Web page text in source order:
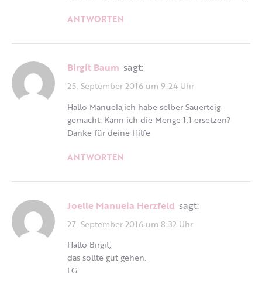
ANTWORTEN
Birgit Baum sagt:
25. September 2016 um 9:24 Uhr
Hallo Manuela,ich habe selber Sauerteig
gemacht. Kann ich die Menge 1:1 ersetzen?
Danke für deine Hilfe
ANTWORTEN
Joelle Manuela Herzfeld sagt:
27. September 2016 um 8:32 Uhr
Hallo Birgit,
das sollte gut gehen.
LG